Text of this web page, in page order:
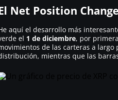
Net Position
aquí el desarrollo más
el 1 de diciembre, por
de las carteras a largo
mientras que las